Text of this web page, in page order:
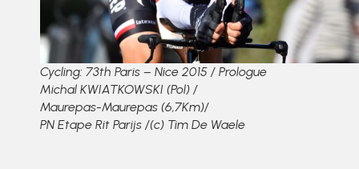
Cycling: 73th Paris – Nice 2015 / Prologue
Michal KWIATKOWSKI (Pol) /
Maurepas-Maurepas (6,7Km)/
PN Etape Rit Parijs /(c) Tim De Waele